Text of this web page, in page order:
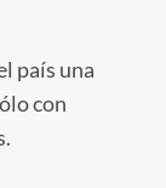
país una
con